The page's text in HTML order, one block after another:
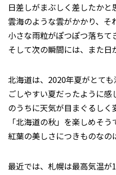
日差しがまぶしく差したか
雲海のような雲がかかり、そ
小さな雨粒がぽつぽつ落ちて
そして次の瞬間には、また日
北海道は、2020年夏がとて
ごしやすい夏だったように
のうちに天気が目まぐるし
「北海道の秋」を楽しめそう
紅葉の美しさにつきものなの
最近では、札幌は最高気温